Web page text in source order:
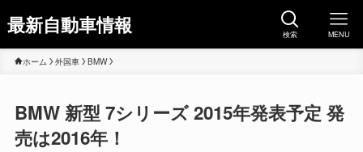
最新自動車情報 検索 MENU
ホーム 外国車 BMW
BMW 新型 7シリーズ 2015年発表予定 発
売は2016年！